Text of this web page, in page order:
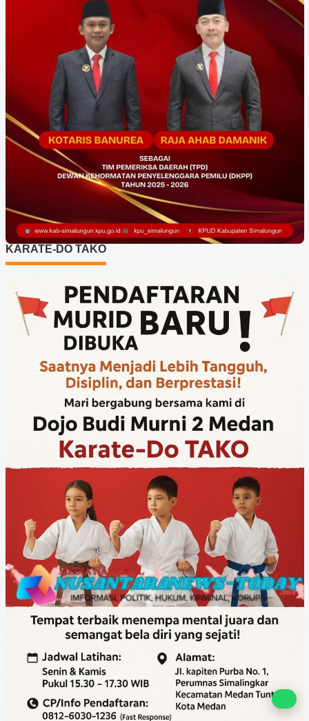
KARATE-DO TAKO